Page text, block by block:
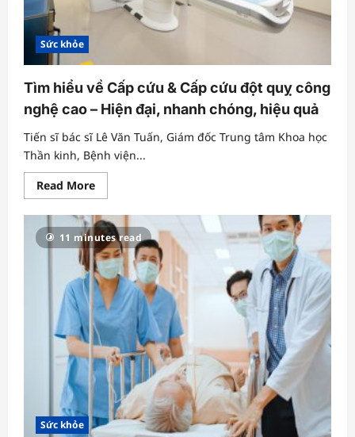
Sức khỏe
Tìm hiểu về Cấp cứu & Cấp cứu đột quỵ công
nghệ cao – Hiện đại, nhanh chóng, hiệu quả
Tiến sĩ bác sĩ Lê Văn Tuấn, Giám đốc Trung tâm Khoa học
Thần kinh, Bệnh viện...
Read MoreRead
more
Tìm
hiểu
về
Cấp
cứu
&
Cấp
cứu
đột
quỵ
công
nghệ
cao
–
Hiện
đại,
nhanh
chóng,
hiệu
quả
11 minutes read
Sức khỏe